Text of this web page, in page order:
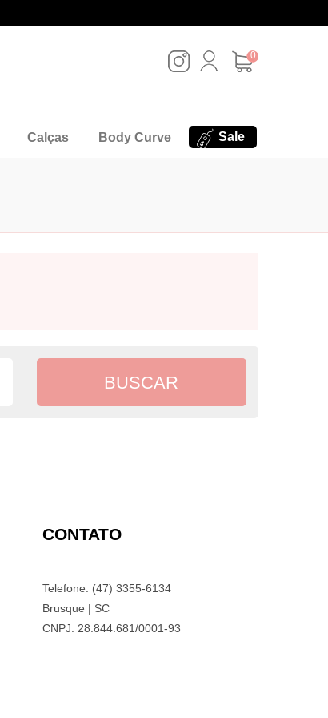
0
Calças Body Curve Sale
CONTATO
Telefone: (47) 3355-6134
Brusque | SC
CNPJ: 28.844.681/0001-93